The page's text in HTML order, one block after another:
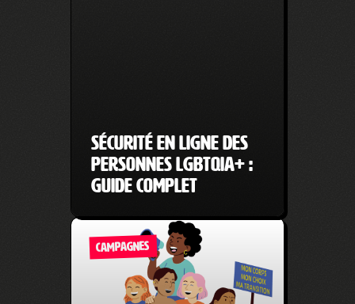
Sécurité en ligne des
personnes LGBTQIA+ :
guide complet
CAMPAGNES